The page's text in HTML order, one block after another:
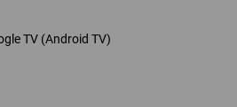
TV (Android TV)